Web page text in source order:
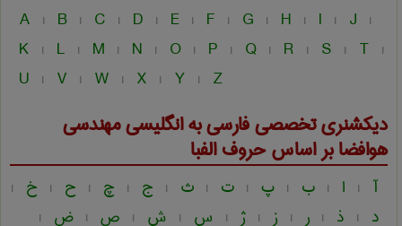
A | B | C | D | E | F | G | H | I | J |
K | L | M | N | O | P | Q | R | S | T |
U | V | W | X | Y | Z
دیکشنری تخصصی فارسی به انگلیسیمهندسی
هوافضابر اساس حروف الفبا
آ | ا | ب | پ | ت | ث | ج | چ | ح | خ |
د | ذ | ر | ز | ژ | س | ش | ص | ض |